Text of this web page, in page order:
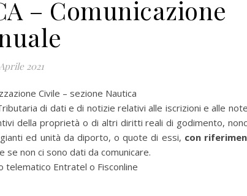
– Comunicazione
2021
Civile – sezione Nautica
di dati e di notizie relativi alle iscrizioni e alle
della proprietà o di altri diritti reali di godimento,
ed unità da diporto, o quote di essi, con
se non ci sono dati da comunicare.
telematico Entratel o Fisconline